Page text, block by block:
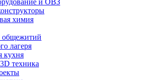
и ОВЗ
химия
общежитий
лагеря
кухня
техника